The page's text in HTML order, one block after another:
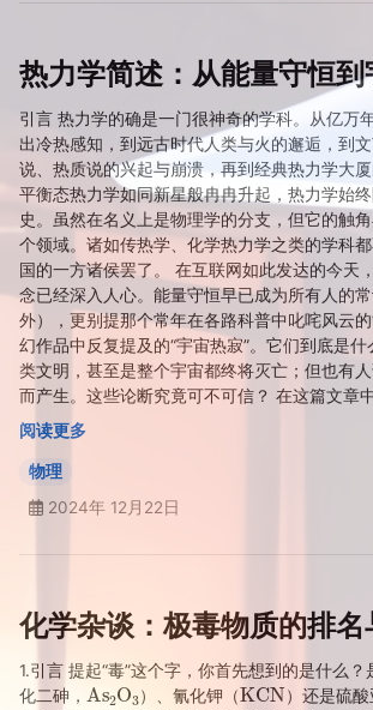
热力学简述：从能量守恒
引言 热力学的确是一门很神奇的学科。从亿万
出冷热感知，到远古时代人类与火的邂逅，到
说、热质说的兴起与崩溃，再到经典热力学大
平衡态热力学如同新星般冉冉升起，热力学始
史。虽然在名义上是物理学的分支，但它的触
个领域。诸如传热学、化学热力学之类的学科
国的一方诸侯罢了。 在互联网如此发达的今天
念已经深入人心。能量守恒早已成为所有人的
外），更别提那个常年在各路科普中叱咤风云
幻作品中反复提及的“宇宙热寂”。它们到底是什
类文明，甚至是整个宇宙都终将灭亡；但也有
而产生。这些论断究竟可不可信？ 在这篇文章
阅读更多
物理
2024年 12月22日
化学杂谈：极毒物质的排名
1.引言 提起“毒”这个字，你首先想到的是什么
化二砷， As A2O A 3
）、氰化钾（KCN ）还是硫酸